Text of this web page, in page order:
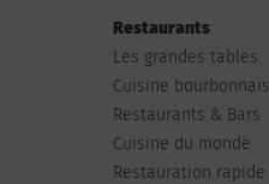
Restaurants
Les grandes tables
Cuisine
Restaurants & Bars
Cuisine du monde
Restauration rapide